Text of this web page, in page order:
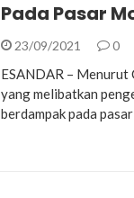
Pada Pasar
23/09/2021 0
ESANDAR – Menurut
yang melibatkan
berdampak pada